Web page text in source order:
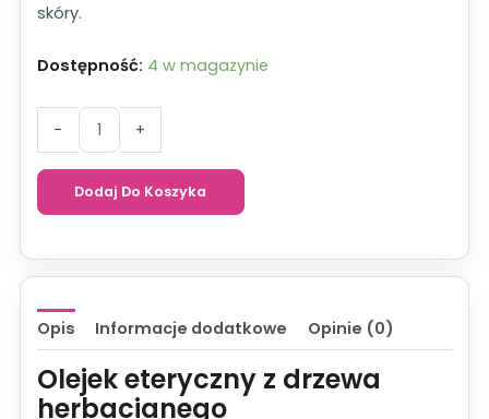
skóry.
Dostępność: 4 w magazynie
-
Olejek
eteryczny
drzewa
+
Dodaj Do Koszyka
Opis Informacje dodatkowe Opinie (0)
Olejek eteryczny z drzewa
herbacianego